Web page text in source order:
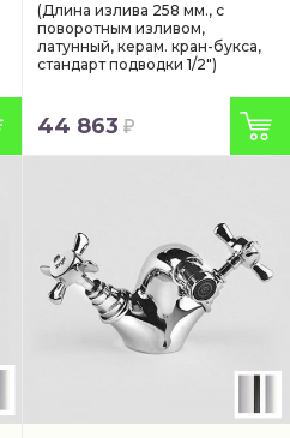
(Длина излива 258 мм., с
поворотным изливом,
латунный, керам. кран-букса,
стандарт подводки 1/2")
44 863